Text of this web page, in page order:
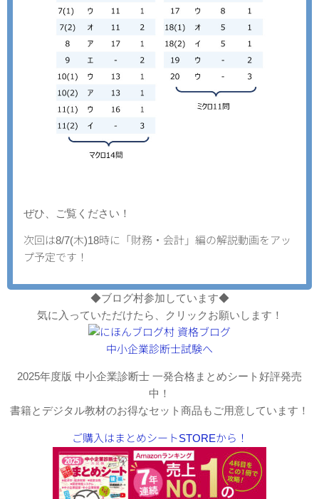
ぜひ、ご覧ください！
次回は8/7(木)18時に「財務・会計」編の解説動画をアッ
プ予定です！
◆ブログ村参加しています◆
気に入っていただけたら、クリックお願いします！
2025年度版 中小企業診断士 一発合格まとめシート好評発売
中！
書籍とデジタル教材のお得なセット商品もご用意しています！
ご購入はまとめシートSTOREから！